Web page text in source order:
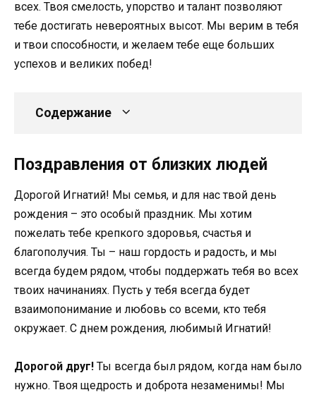
всех. Твоя смелость, упорство и талант позволяют
тебе достигать невероятных высот. Мы верим в тебя
и твои способности, и желаем тебе еще больших
успехов и великих побед!
Содержание
Поздравления от близких людей
Дорогой Игнатий! Мы семья, и для нас твой день
рождения – это особый праздник. Мы хотим
пожелать тебе крепкого здоровья, счастья и
благополучия. Ты – наш гордость и радость, и мы
всегда будем рядом, чтобы поддержать тебя во всех
твоих начинаниях. Пусть у тебя всегда будет
взаимопонимание и любовь со всеми, кто тебя
окружает. С днем рождения, любимый Игнатий!
Дорогой друг! Ты всегда был рядом, когда нам было
нужно. Твоя щедрость и доброта незаменимы! Мы